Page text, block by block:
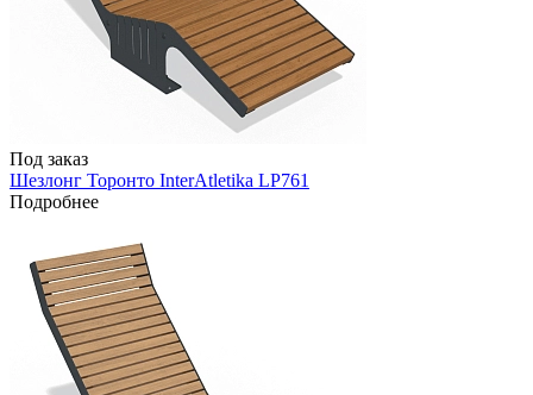
Под заказ
Шезлонг Торонто InterAtletika LP761
Подробнее